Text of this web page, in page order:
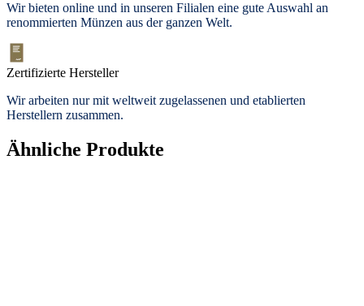
Wir bieten online und in unseren Filialen eine gute Auswahl an
renommierten Münzen aus der ganzen Welt.
Zertifizierte Hersteller
Wir arbeiten nur mit weltweit zugelassenen und etablierten
Herstellern zusammen.
Ähnliche Produkte